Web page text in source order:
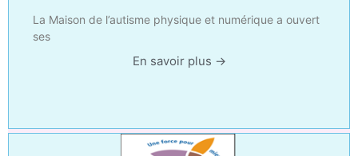
La Maison de l’autisme physique et numérique a ouvert
ses
En savoir plus →